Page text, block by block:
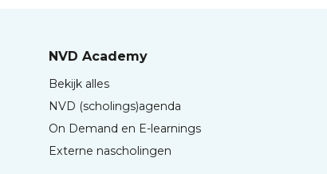
NVD Academy
Bekijk alles
NVD (scholings)agenda
On Demand en E-learnings
Externe nascholingen